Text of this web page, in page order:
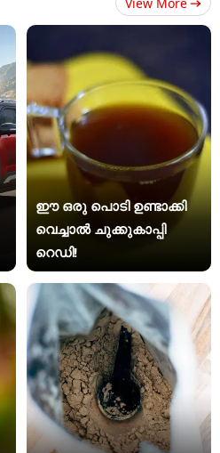
ഈ ഒരു പൊടി ഉണ്ടാക്കി
വെച്ചാൽ ചുക്കുകാപ്പി
റെഡി!